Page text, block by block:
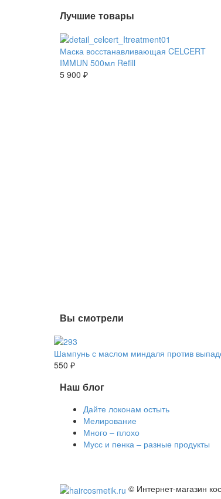
Лучшие товары
Маска восстанавливающая CELCERT
IMMUN 500мл Refill
5 900 ₽
Вы смотрели
Шампунь с маслом миндаля против
550 ₽
Наш блог
Дайте локонам остыть
Мелирование
Много – плохо
Мусс и пенка – разные продукты
© Интернет-магазин